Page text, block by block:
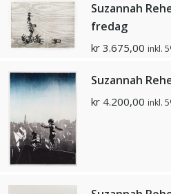
Suzannah
fredag
kr 3.675,00 inkl.
Suzannah
kr 4.200,00 inkl.